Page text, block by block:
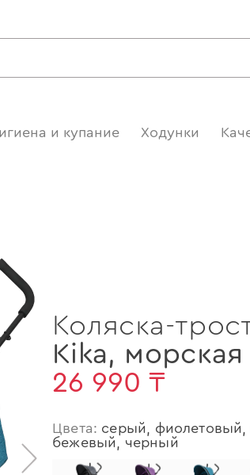
и купание Ходунки
Коляска-
Kika, морская
26 990 ₸
Цвета: серый, фиолетовый,
бежевый, черный